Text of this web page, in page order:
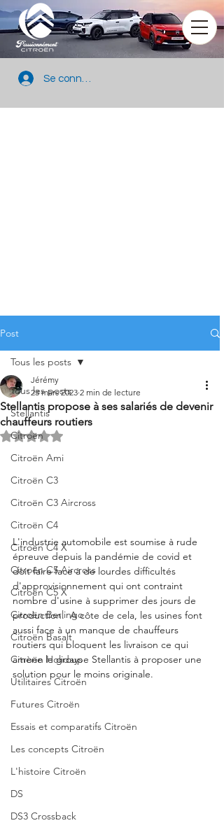
Se connecter
Post
Tous les posts
Stellantis
Citroën
Citroën Ami
Citroën C3
Citroën C3 Aircross
Citroën C4
Citroën C4 X
Citroën C5 Aircross
Citroën C5 X
Citroën Berlingo
Citroën Basalt
Citroën Holidays
Utilitaires Citroën
Futures Citroën
Essais et comparatifs Citroën
Les concepts Citroën
L'histoire Citroën
DS
DS3 Crossback
Tous les posts
Stellantis propose à ses salariés de devenir
chauffeurs routiers
Jérémy
23 mars 2023 2 min de lecture
Noté NaN étoiles sur 5.
L'industrie automobile est soumise à rude
épreuve depuis la pandémie de covid et
doit faire face à de lourdes difficultés
d'approvisionnement qui ont contraint
nombre d'usine à supprimer des jours de
production.  A côte de cela, les usines font
aussi face à un manque de chauffeurs
routiers qui bloquent les livraison ce qui
amène le groupe Stellantis à proposer une
solution pour le moins originale.